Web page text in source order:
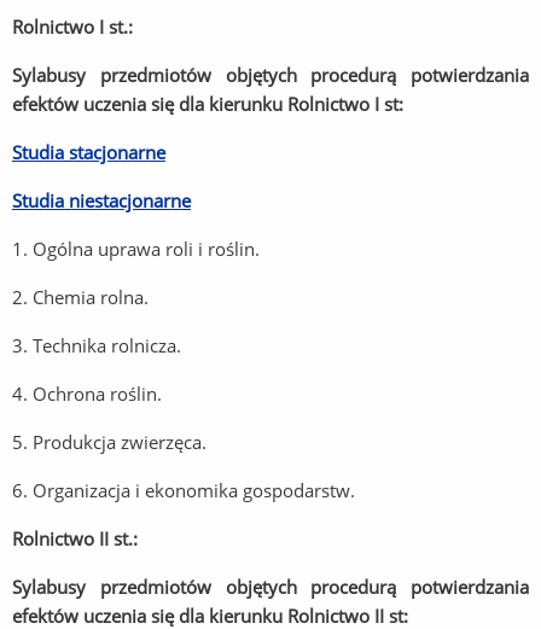
Rolnictwo I st.:
Sylabusy przedmiotów objętych procedurą potwierdzania
efektów uczenia się dla kierunku Rolnictwo I st:
Studia stacjonarne
Studia niestacjonarne
1. Ogólna uprawa roli i roślin.
2. Chemia rolna.
3. Technika rolnicza.
4. Ochrona roślin.
5. Produkcja zwierzęca.
6. Organizacja i ekonomika gospodarstw.
Rolnictwo II st.:
Sylabusy przedmiotów objętych procedurą potwierdzania
efektów uczenia się dla kierunku Rolnictwo II st: